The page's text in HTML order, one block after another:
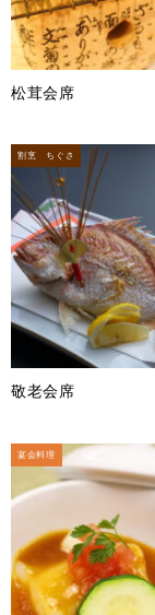
松茸会席
割烹 ちぐさ
敬老会席
宴会料理